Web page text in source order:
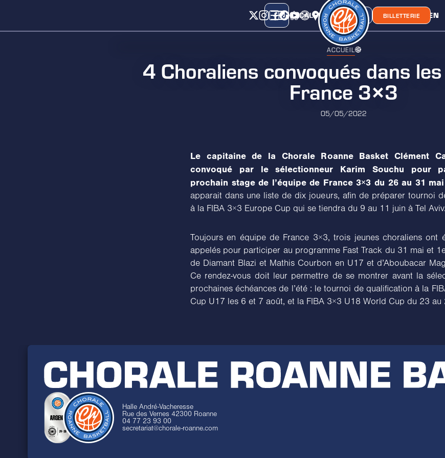
CALENDRIERCLASSEMENTCHORA' LIEN
BOUTIQUE BILLETTERIE
ACCUEIL
4 Choraliens convoqués dans
France 3×3
05/05/2022
Le capitaine de la Chorale Roanne Basket Clément
convoqué par le sélectionneur Karim Souchu pour
prochain stage de l’équipe de France 3×3 du 26 au 31
apparait dans une liste de dix joueurs, afin de préparer tournoi
à la FIBA 3×3 Europe Cup qui se tiendra du 9 au 11 juin à Tel Aviv.
Toujours en équipe de France 3×3, trois jeunes choraliens ont
appelés pour participer au programme Fast Track du 31 mai et
de Diamant Blazi et Mathis Courbon en U17 et d’Aboubacar
Ce rendez-vous doit leur permettre de se montrer avant la
prochaines échéances de l’été : le tournoi de qualification à la
Cup U17 les 6 et 7 août, et la FIBA 3×3 U18 World Cup du 23 au
Halle André-Vacheresse
Rue des Vernes 42300 Roanne
04 77 23 93 00
secretariat@chorale-roanne.com